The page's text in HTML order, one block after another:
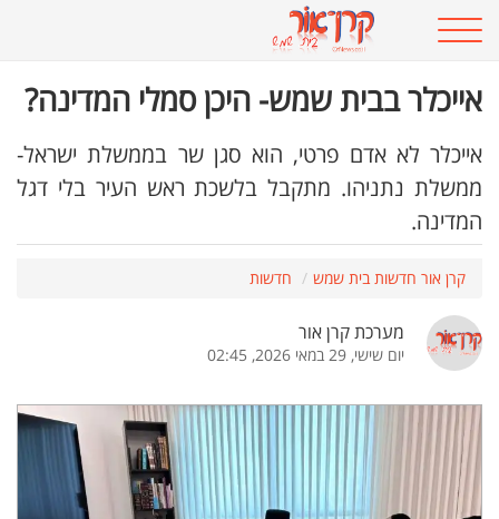
אייכלר בבית שמש- היכן סמלי המדינה?
אייכלר לא אדם פרטי, הוא סגן שר בממשלת ישראל-
ממשלת נתניהו. מתקבל בלשכת ראש העיר בלי דגל
המדינה.
קרן אור חדשות בית שמש חדשות
מערכת קרן אור
יום שישי, 29 במאי 2026, 02:45